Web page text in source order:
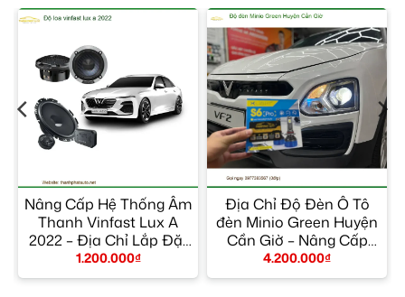
Nâng Cấp Hệ Thống Âm
Thanh Vinfast Lux A
2022 – Địa Chỉ Lắp Đặt
Uy Tín TPHCM
1.200.000₫
Địa Chỉ Độ Đèn Ô Tô
đèn Minio Green Huyện
Cần Giờ – Nâng Cấp
Chính Hãng
4.200.000₫